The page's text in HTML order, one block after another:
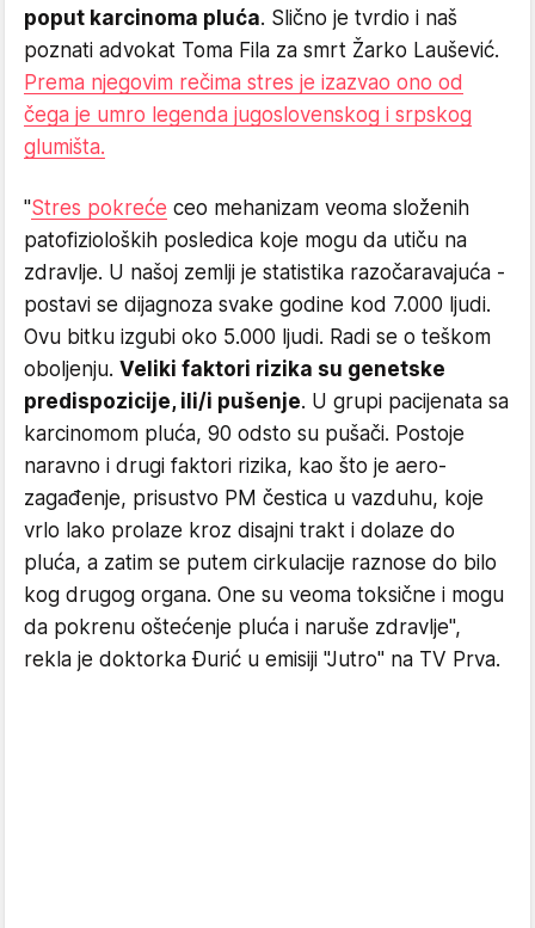
poput karcinoma pluća. Slično je tvrdio i naš
poznati advokat Toma Fila za smrt Žarko Laušević.
Prema njegovim rečima stres je izazvao ono od
čega je umro legenda jugoslovenskog i srpskog
glumišta.
"Stres pokreće ceo mehanizam veoma složenih
patofizioloških posledica koje mogu da utiču na
zdravlje. U našoj zemlji je statistika razočaravajuća -
postavi se dijagnoza svake godine kod 7.000 ljudi.
Ovu bitku izgubi oko 5.000 ljudi. Radi se o teškom
oboljenju. Veliki faktori rizika su genetske
predispozicije, ili/i pušenje. U grupi pacijenata sa
karcinomom pluća, 90 odsto su pušači. Postoje
naravno i drugi faktori rizika, kao što je aero-
zagađenje, prisustvo PM čestica u vazduhu, koje
vrlo lako prolaze kroz disajni trakt i dolaze do
pluća, a zatim se putem cirkulacije raznose do bilo
kog drugog organa. One su veoma toksične i mogu
da pokrenu oštećenje pluća i naruše zdravlje",
rekla je doktorka Đurić u emisiji "Jutro" na TV Prva.